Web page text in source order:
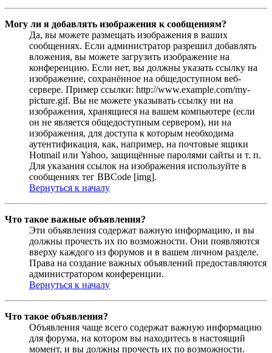
Могу ли я добавлять изображения к сообщениям?
Да, вы можете размещать изображения в ваших
сообщениях. Если администратор разрешил добавлять
вложения, вы можете загрузить изображение на
конференцию. Если нет, вы должны указать ссылку на
изображение, сохранённое на общедоступном веб-
сервере. Пример ссылки: http://www.example.com/my-
picture.gif. Вы не можете указывать ссылку ни на
изображения, хранящиеся на вашем компьютере (если
он не является общедоступным сервером), ни на
изображения, для доступа к которым необходима
аутентификация, как, например, на почтовые ящики
Hotmail или Yahoo, защищённые паролями сайты и т. п.
Для указания ссылок на изображения используйте в
сообщениях тег BBCode [img].
Вернуться к началу
Что такое важные объявления?
Эти объявления содержат важную информацию, и вы
должны прочесть их по возможности. Они появляются
вверху каждого из форумов и в вашем личном разделе.
Права на создание важных объявлений предоставляются
администратором конференции.
Вернуться к началу
Что такое объявления?
Объявления чаще всего содержат важную информацию
для форума, на котором вы находитесь в настоящий
момент, и вы должны прочесть их по возможности.